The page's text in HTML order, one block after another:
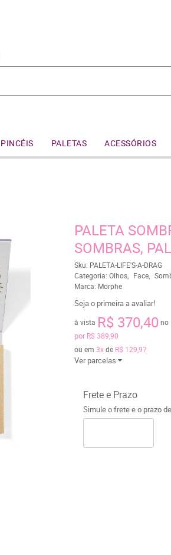
PINCÉIS PALETAS ACESSÓRIOS
PALETA
SOMBRAS,
Sku: PALETA-LIFE'S-A-DRAG
Categoria: Olhos Face
Marca: Morphe
Seja o primeira a avaliar!
à vista R$ 370,40 no
por R$ 389,90
ou em 3xde R$ 129,97
Ver parcelas
Frete e Prazo
Simule o frete e o prazo